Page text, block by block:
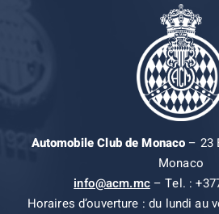
Automobile Club de Monaco– 23
Monaco
info@acm.mc– Tel. :
Horaires d’ouverture : du lundi au